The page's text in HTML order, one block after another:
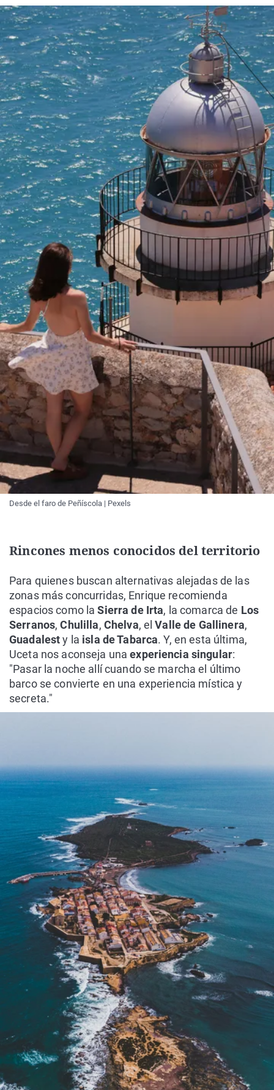
Desde el faro de Peñíscola | Pexels
Rincones menos conocidos del territorio
Para quienes buscan alternativas alejadas de las
zonas más concurridas, Enrique recomienda
espacios como laSierra de Irta, la comarca de Los
Serranos,Chulilla, Chelva, elValle de Gallinera,
Guadalesty la isla de Tabarca. Y, en esta última,
Uceta nos aconseja unaexperiencia singular:
"Pasar la noche allí cuando se marcha el último
barco se convierte en una experiencia mística y
secreta."